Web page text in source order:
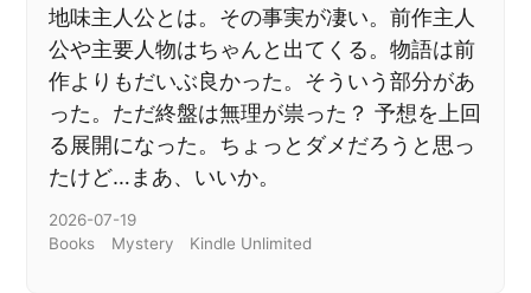
地味主人公とは。その事実が凄い。前作主人
公や主要人物はちゃんと出てくる。物語は前
作よりもだいぶ良かった。そういう部分があ
った。ただ終盤は無理が祟った？ 予想を上回
る展開になった。ちょっとダメだろうと思っ
たけど…まあ、いいか。
2026-07-19
Books
Mystery Kindle Unlimited